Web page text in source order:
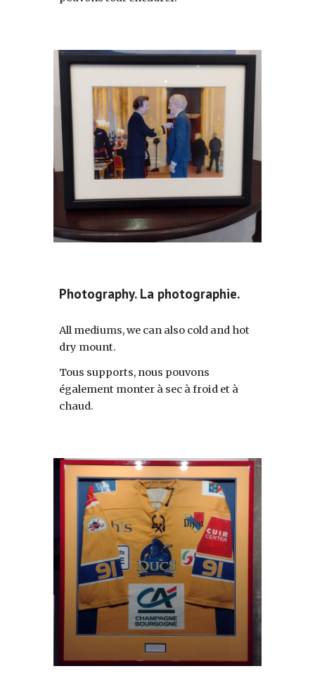
Photography. La photographie.
All mediums, we can also cold and hot
dry mount.
Tous supports, nous pouvons
également monter à sec à froid et à
chaud.